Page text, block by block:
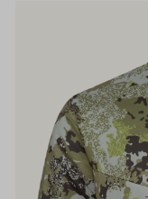
auf die eigenen
besseren Treffen bei.
auf den Schutz des
Immer, bei jedem
Integralschalldämpfer.
verteilter Masse, bietet
Balance und
Außenkontur von
stufenlosem Bull-
geringes Gewicht als
Gesamtbild verleiht.